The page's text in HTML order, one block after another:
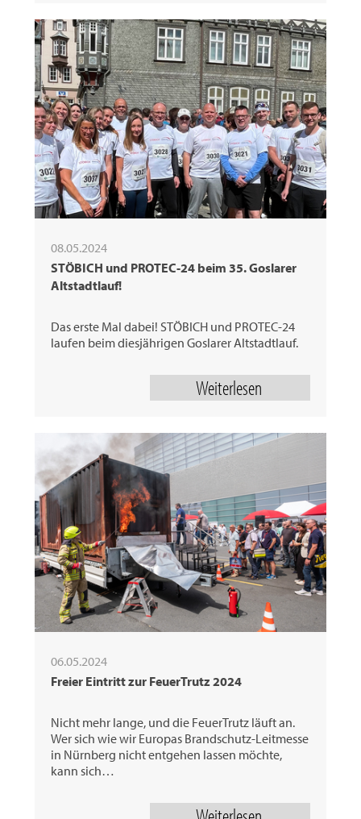
08.05.2024
STÖBICH und PROTEC-24 beim 35. Goslarer
Altstadtlauf!
Das erste Mal dabei! STÖBICH und PROTEC-24
laufen beim diesjährigen Goslarer Altstadtlauf.
Weiterlesen
06.05.2024
Freier Eintritt zur FeuerTrutz 2024
Nicht mehr lange, und die FeuerTrutz läuft an.
Wer sich wie wir Europas Brandschutz-Leitmesse
in Nürnberg nicht entgehen lassen möchte,
kann sich…